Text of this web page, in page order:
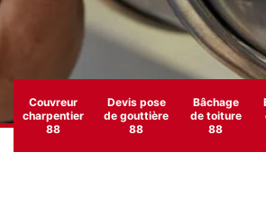
Couvreur
charpentier
88
Devis pose
de gouttière
88
Bâchage
de toiture
88